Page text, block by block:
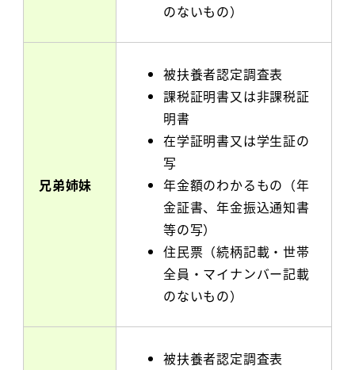
のないもの）
兄弟姉妹
被扶養者認定調査表
課税証明書又は非課税証
明書
在学証明書又は学生証の
写
年金額のわかるもの（年
金証書、年金振込通知書
等の写）
住民票（続柄記載・世帯
全員・マイナンバー記載
のないもの）
被扶養者認定調査表